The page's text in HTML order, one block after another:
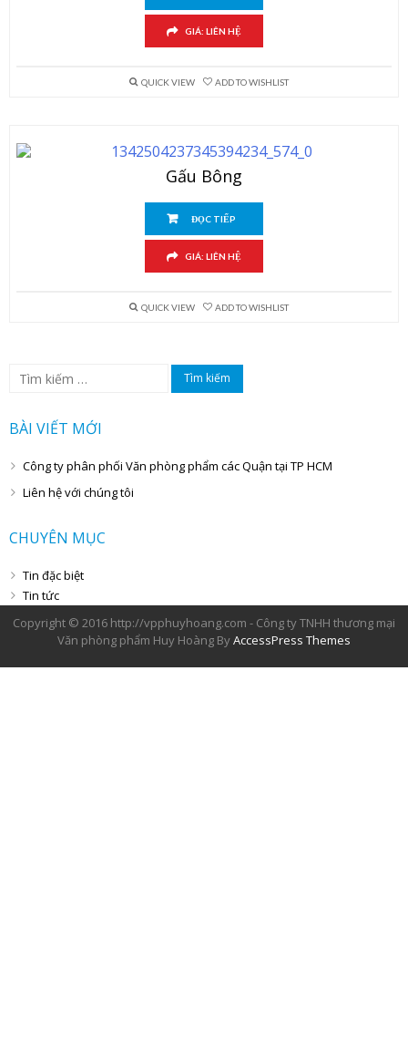
GIÁ: LIÊN HỆ
QUICK VIEW ADD TO WISHLIST
Gấu Bông
ĐỌC TIẾP
GIÁ: LIÊN HỆ
QUICK VIEW ADD TO WISHLIST
Tìm
kiếm
BÀI VIẾT MỚI
Công ty phân phối Văn phòng phẩm các Quận tại TP HCM
Liên hệ với chúng tôi
CHUYÊN MỤC
Tin đặc biệt
Tin tức
Copyright © 2016 http://vpphuyhoang.com - Công ty TNHH thương mại
Văn phòng phẩm Huy Hoàng ByAccessPress Themes